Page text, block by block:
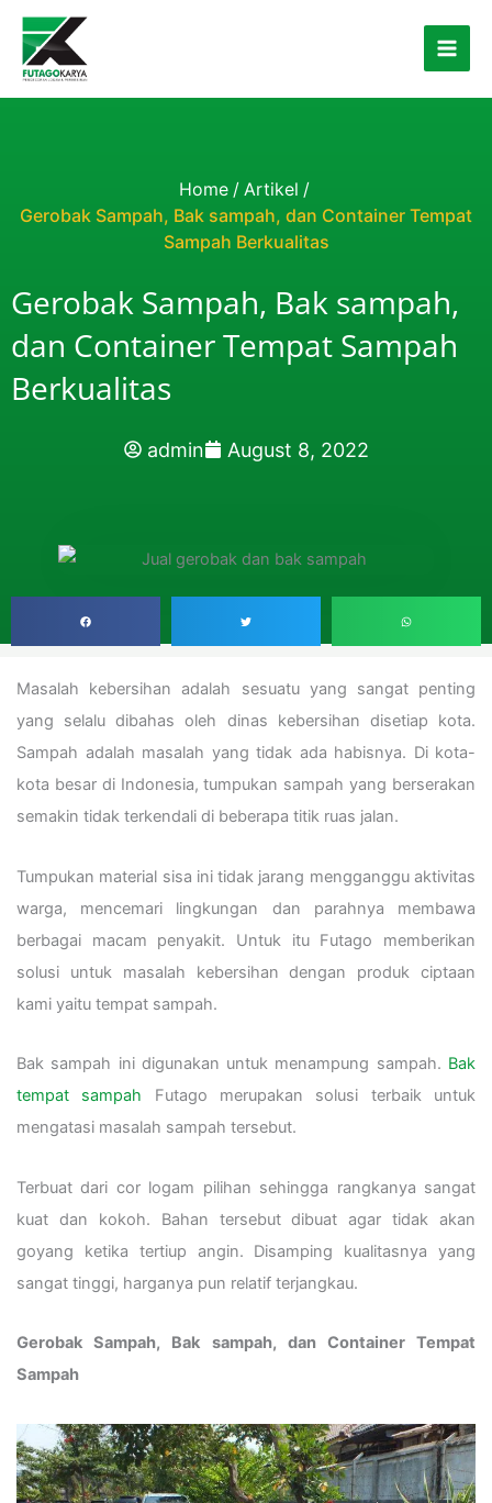
Skip to content
Home / Artikel /
Gerobak Sampah, Bak sampah, dan Container Tempat
Sampah Berkualitas
Gerobak Sampah, Bak sampah,
dan Container Tempat Sampah
Berkualitas
admin August 8, 2022
Masalah kebersihan adalah sesuatu yang sangat penting
yang selalu dibahas oleh dinas kebersihan disetiap kota.
Sampah adalah masalah yang tidak ada habisnya. Di kota-
kota besar di Indonesia, tumpukan sampah yang berserakan
semakin tidak terkendali di beberapa titik ruas jalan.
Tumpukan material sisa ini tidak jarang mengganggu aktivitas
warga, mencemari lingkungan dan parahnya membawa
berbagai macam penyakit. Untuk itu Futago memberikan
solusi untuk masalah kebersihan dengan produk ciptaan
kami yaitu tempat sampah.
Bak sampah ini digunakan untuk menampung sampah. Bak
tempat sampah Futago merupakan solusi terbaik untuk
mengatasi masalah sampah tersebut.
Terbuat dari cor logam pilihan sehingga rangkanya sangat
kuat dan kokoh. Bahan tersebut dibuat agar tidak akan
goyang ketika tertiup angin. Disamping kualitasnya yang
sangat tinggi, harganya pun relatif terjangkau.
Gerobak Sampah, Bak sampah, dan Container Tempat
Sampah